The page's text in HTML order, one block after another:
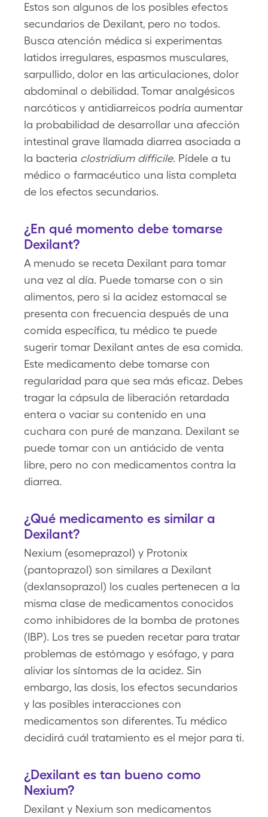
Estos son algunos de los posibles efectos
secundarios de Dexilant, pero no todos.
Busca atención médica si experimentas
latidos irregulares, espasmos musculares,
sarpullido, dolor en las articulaciones, dolor
abdominal o debilidad. Tomar analgésicos
narcóticos y antidiarreicos podría aumentar
la probabilidad de desarrollar una afección
intestinal grave llamada diarrea asociada a
la bacteria clostridium difficile. Pídele a tu
médico o farmacéutico una lista completa
de los efectos secundarios.
¿En qué momento debe tomarse
Dexilant?
A menudo se receta Dexilant para tomar
una vez al día. Puede tomarse con o sin
alimentos, pero si la acidez estomacal se
presenta con frecuencia después de una
comida específica, tu médico te puede
sugerir tomar Dexilant antes de esa comida.
Este medicamento debe tomarse con
regularidad para que sea más eficaz. Debes
tragar la cápsula de liberación retardada
entera o vaciar su contenido en una
cuchara con puré de manzana. Dexilant se
puede tomar con un antiácido de venta
libre, pero no con medicamentos contra la
diarrea.
¿Qué medicamento es similar a
Dexilant?
Nexium (esomeprazol) y Protonix
(pantoprazol) son similares a Dexilant
(dexlansoprazol) los cuales pertenecen a la
misma clase de medicamentos conocidos
como inhibidores de la bomba de protones
(IBP). Los tres se pueden recetar para tratar
problemas de estómago y esófago, y para
aliviar los síntomas de la acidez. Sin
embargo, las dosis, los efectos secundarios
y las posibles interacciones con
medicamentos son diferentes. Tu médico
decidirá cuál tratamiento es el mejor para ti.
¿Dexilant es tan bueno como
Nexium?
Dexilant y Nexium son medicamentos